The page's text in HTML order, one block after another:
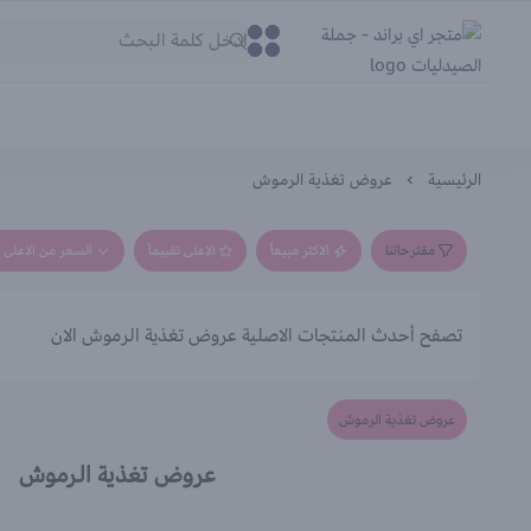
متجر اي براند - جملة الصيدليات
0
0
الرئيسية عروض تغذية الرموش
مقترحاتنا الاكثر مبيعاً الاعلى تقييماً السعر من الاعلى
تصفح أحدث المنتجات الاصلية عروض تغذية الرموش الان
عروض تغذية الرموش
عروض تغذية الرموش